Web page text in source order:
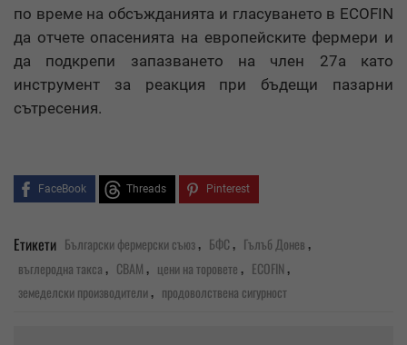
по време на обсъжданията и гласуването в ECOFIN
да отчете опасенията на европейските фермери и
да подкрепи запазването на член 27а като
инструмент за реакция при бъдещи пазарни
сътресения.
FaceBook Threads Pinterest
Етикети Български фермерски съюз, БФС, Гълъб Донев,
въглеродна такса, CBAM, цени на торовете, ECOFIN,
земеделски производители, продоволствена сигурност